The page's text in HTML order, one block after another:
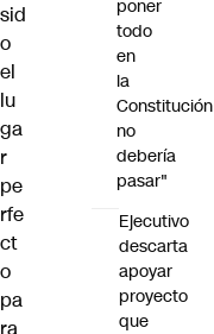
sid
o
el
lu
ga
r
pe
rfe
ct
o
pa
ra
poner
todo
en
la
Constitución
no
debería
pasar"
Ejecutivo
descarta
apoyar
proyecto
que